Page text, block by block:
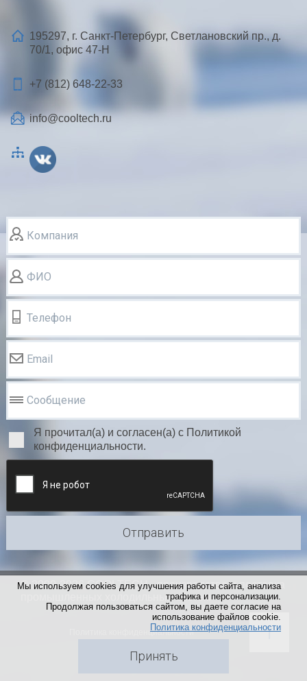
Мы используем cookies для улучшения работы сайта, анализа
трафика и персонализации.
Продолжая пользоваться сайтом, вы даете согласие на
использование файлов cookie.
Политика конфиденциальности
Принять
195297, г. Санкт-Петербург, Светлановский пр., д.
70/1, офис 47-Н
+7 (812) 648-22-33
info@cooltech.ru
Компания
ФИО
Телефон
Email
Сообщение
Я прочитал(а) и согласен(а) с Политикой
конфиденциальности.
Отправить
© 2000-2026 COOLTECH - производство и поставка
промышленных холодильных систем
Политика конфиденциальности
Создание сайта